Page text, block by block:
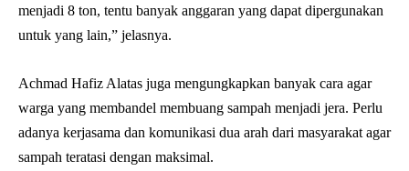
menjadi 8 ton, tentu banyak anggaran yang dapat dipergunakan
untuk yang lain,” jelasnya.
Achmad Hafiz Alatas juga mengungkapkan banyak cara agar
warga yang membandel membuang sampah menjadi jera. Perlu
adanya kerjasama dan komunikasi dua arah dari masyarakat agar
sampah teratasi dengan maksimal.